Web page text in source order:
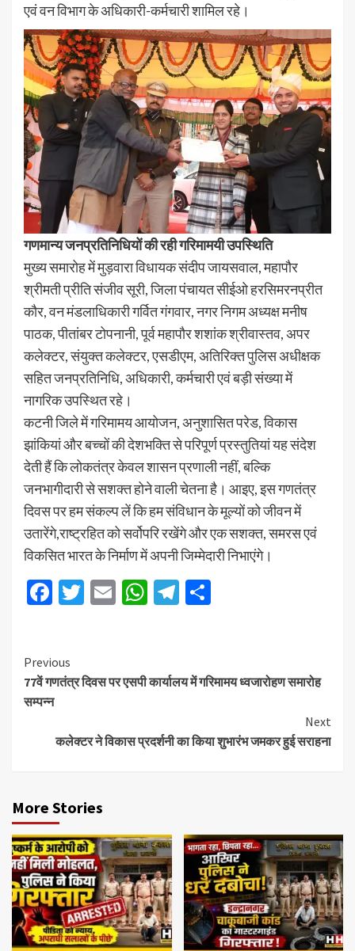
एवं वन विभाग के अधिकारी-कर्मचारी शामिल रहे।
गणमान्य जनप्रतिनिधियों की रही गरिमामयी उपस्थिति
मुख्य समारोह में मुड़वारा विधायक संदीप जायसवाल, महापौर
श्रीमती प्रीति संजीव सूरी, जिला पंचायत सीईओ हरसिमरनप्रीत
कौर, वन मंडलाधिकारी गर्वित गंगवार, नगर निगम अध्यक्ष मनीष
पाठक, पीतांबर टोपनानी, पूर्व महापौर शशांक श्रीवास्तव, अपर
कलेक्टर, संयुक्त कलेक्टर, एसडीएम, अतिरिक्त पुलिस अधीक्षक
सहित जनप्रतिनिधि, अधिकारी, कर्मचारी एवं बड़ी संख्या में
नागरिक उपस्थित रहे।
कटनी जिले में गरिमामय आयोजन, अनुशासित परेड, विकास
झांकियां और बच्चों की देशभक्ति से परिपूर्ण प्रस्तुतियां यह संदेश
देती हैं कि लोकतंत्र केवल शासन प्रणाली नहीं, बल्कि
जनभागीदारी से सशक्त होने वाली चेतना है। आइए, इस गणतंत्र
दिवस पर हम संकल्प लें कि हम संविधान के मूल्यों को जीवन में
उतारेंगे,राष्ट्रहित को सर्वोपरि रखेंगे और एक सशक्त, समरस एवं
विकसित भारत के निर्माण में अपनी जिम्मेदारी निभाएंगे।
Facebook
Twitter
EmailWhatsApp
Telegram
Previous
77वें गणतंत्र दिवस पर एसपी कार्यालय में गरिमामय ध्वजारोहण समारोह
सम्पन्न
Next
कलेक्टर ने विकास प्रदर्शनी का किया शुभारंभ जमकर हुई सराहना
More Stories